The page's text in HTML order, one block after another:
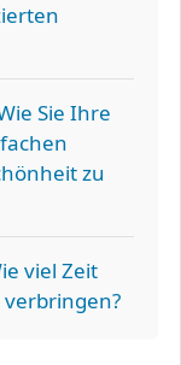
Sie Ihre
zu
viel Zeit
verbringen?